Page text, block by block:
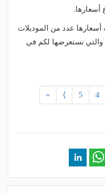
أسعارها.
عدد من الموديلات
والتي نستعرضها لكم في
4
5
⟩
»